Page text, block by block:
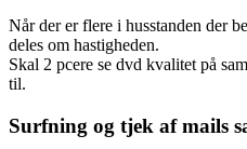
Når der er flere i husstanden der
deles om hastigheden.
Skal 2 pcere se dvd kvalitet på
til.
Surfning og tjek af mails